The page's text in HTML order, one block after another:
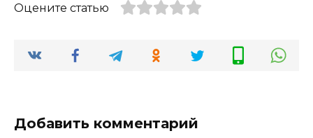
Оцените статью
Добавить комментарий